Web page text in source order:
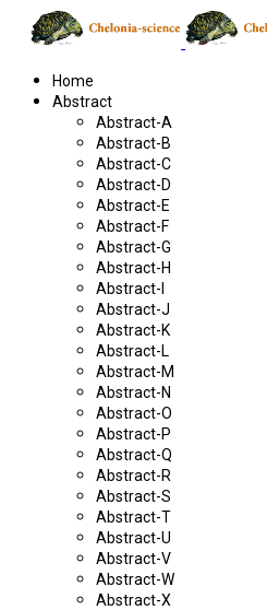
Home
Abstract
Abstract-A
Abstract-B
Abstract-C
Abstract-D
Abstract-E
Abstract-F
Abstract-G
Abstract-H
Abstract-I
Abstract-J
Abstract-K
Abstract-L
Abstract-M
Abstract-N
Abstract-O
Abstract-P
Abstract-Q
Abstract-R
Abstract-S
Abstract-T
Abstract-U
Abstract-V
Abstract-W
Abstract-X